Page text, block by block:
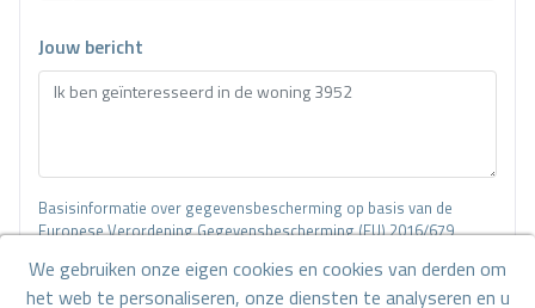
Jouw bericht
Basisinformatie over gegevensbescherming op basis van de
Europese Verordening Gegevensbescherming (EU) 2016/679
We gebruiken onze eigen cookies en cookies van derden om
het web te personaliseren, onze diensten te analyseren en u